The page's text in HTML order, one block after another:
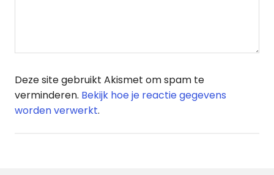
Deze site gebruikt Akismet om spam te
verminderen. Bekijk hoe je reactie gegevens
worden verwerkt.